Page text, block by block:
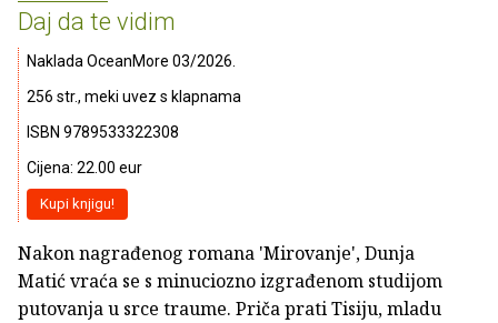
Daj da te vidim
Naklada OceanMore 03/2026.
256 str., meki uvez s klapnama
ISBN 9789533322308
Cijena: 22.00 eur
Kupi knjigu!
Nakon nagrađenog romana 'Mirovanje', Dunja
Matić vraća se s minuciozno izgrađenom studijom
putovanja u srce traume. Priča prati Tisiju, mladu